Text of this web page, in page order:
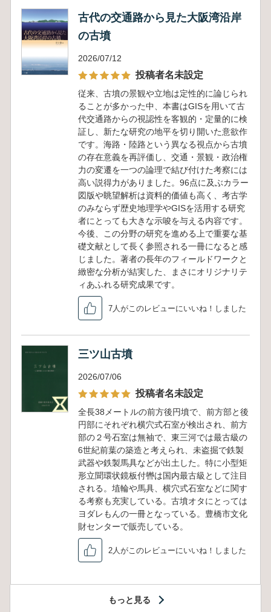
古代の交通路から見た大阪湾沿岸
の古墳
2026/07/12
投稿者名未設定
従来、古墳の景観や立地は定性的に論じられ
ることが多かった中、本書はGISを用いて古
代交通路からの視認性を客観的・定量的に検
証し、新たな研究の地平を切り開いた意欲作
です。海路・陸路という異なる視点から古墳
の存在意義を再評価し、交通・景観・政治権
力の変遷を一つの論理で結び付けた考察には
高い説得力がありました。96点に及ぶカラー
図版や眺望解析は資料的価値も高く、考古学
のみならず歴史地理学やGISを活用する研究
者にとっても大きな示唆を与える内容です。
今後、この分野の研究を進める上で重要な基
礎文献として長く参照される一冊になると感
じました。著者の長年のフィールドワークと
緻密な分析が結実した、まさにオリジナリテ
ィあふれる研究成果です。
7人がこのレビューにいいね！しました
三ツ山古墳
2026/07/06
投稿者名未設定
全長38メートルの前方後円墳で、前方部と後
円部にそれぞれ横穴式石室が検出され、前方
部の２号石室は無袖で、東三河では最古級の
6世紀前葉の築造と考えられ、未盗掘で鉄製
武器や鉄製馬具などが出土した。特に小型矩
形立聞環状鏡板付轡は国内最古級として注目
される。埴輪や馬具、横穴式石室などに関す
る考察も充実している。古墳オタにとっては
ヨダレもんの一冊となっている。豊橋市文化
財センターで販売している。
2人がこのレビューにいいね！しました
もっと見る